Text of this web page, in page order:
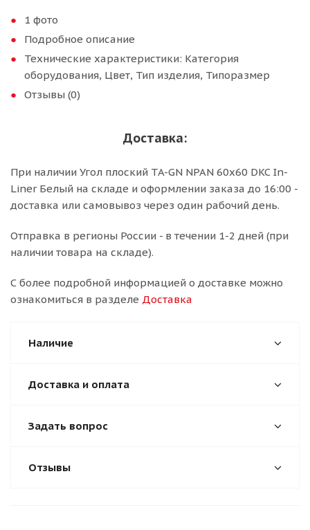
1 фото
Подробное описание
Технические характеристики: Категория
оборудования, Цвет, Тип изделия, Типоразмер
Отзывы (0)
Доставка:
При наличии Угол плоский TA-GN NPAN 60x60 DKC In-
Liner Белый на складе и оформлении заказа до 16:00 -
доставка или самовывоз через один рабочий день.
Отправка в регионы России - в течении 1-2 дней (при
наличии товара на складе).
С более подробной информацией о доставке можно
ознакомиться в разделе Доставка
Наличие
Доставка и оплата
Задать вопрос
Отзывы